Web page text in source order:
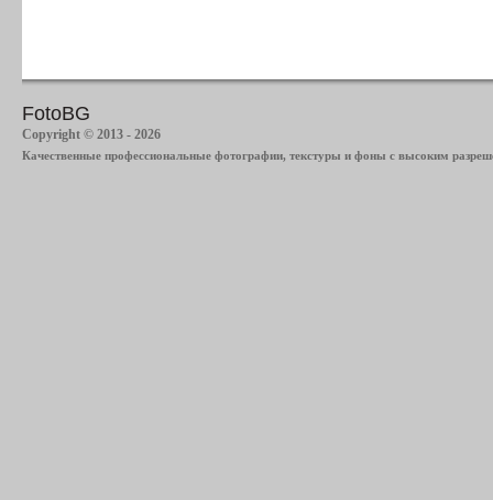
FotoBG
Copyright © 2013 - 2026
Качественные профессиональные фотографии, текстуры и фоны с высоким